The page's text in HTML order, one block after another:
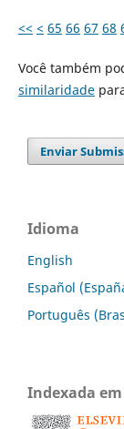
<< < 65 66 67 68
Você também
similaridade
Enviar
Idioma
English
Español
Português
Indexada em